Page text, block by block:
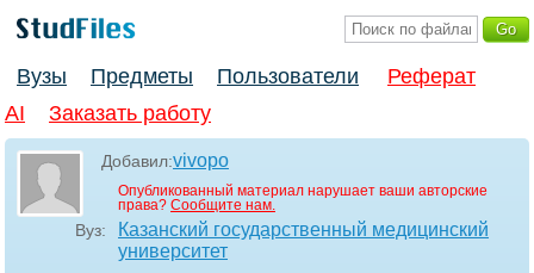
Вузы Предметы Пользователи
Реферат
AI
Заказать работу
Добавил:vivopo
Опубликованный материал нарушает ваши авторские
права? Сообщите нам.
Вуз:
Казанский государственный медицинский
университет